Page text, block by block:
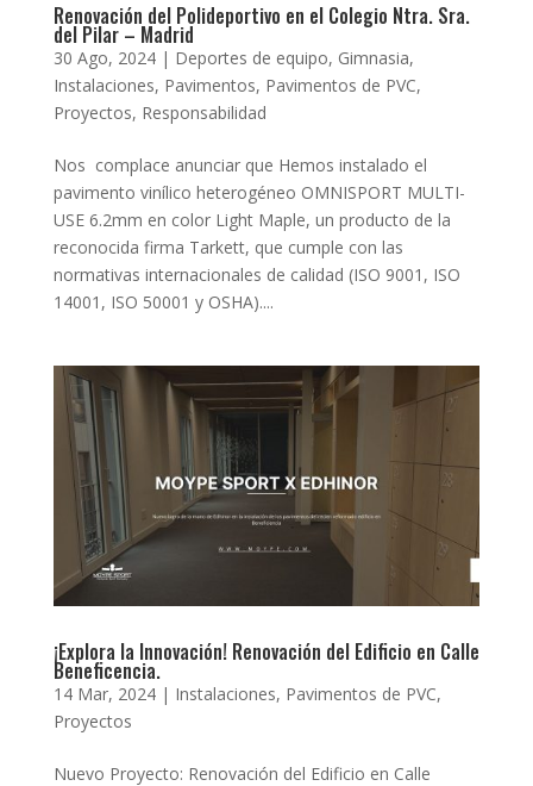
Renovación del Polideportivo en el Colegio Ntra. Sra.
del Pilar – Madrid
30 Ago, 2024| Deportes de equipo, Gimnasia,
Instalaciones, Pavimentos, Pavimentos de PVC,
Proyectos, Responsabilidad
Nos complace anunciar que Hemos instalado el
pavimento vinílico heterogéneo OMNISPORT MULTI-
USE 6.2mm en color Light Maple, un producto de la
reconocida firma Tarkett, que cumple con las
normativas internacionales de calidad (ISO 9001, ISO
14001, ISO 50001 y OSHA)....
¡Explora la Innovación! Renovación del Edificio en Calle
Beneficencia.
14 Mar, 2024| Instalaciones, Pavimentos de PVC,
Proyectos
Nuevo Proyecto: Renovación del Edificio en Calle